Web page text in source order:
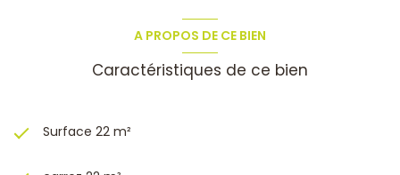
A PROPOS DE CE BIEN
Caractéristiques de ce bien
Surface 22 m²